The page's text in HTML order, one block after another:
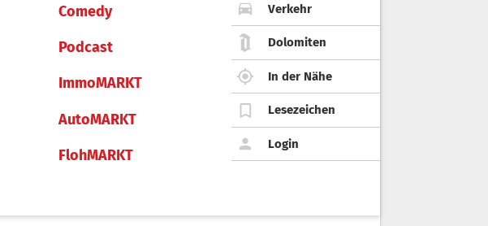
Comedy
Podcast
ImmoMARKT
AutoMARKT
FlohMARKT
Verkehr
Dolomiten
In der Nähe
Lesezeichen
Login